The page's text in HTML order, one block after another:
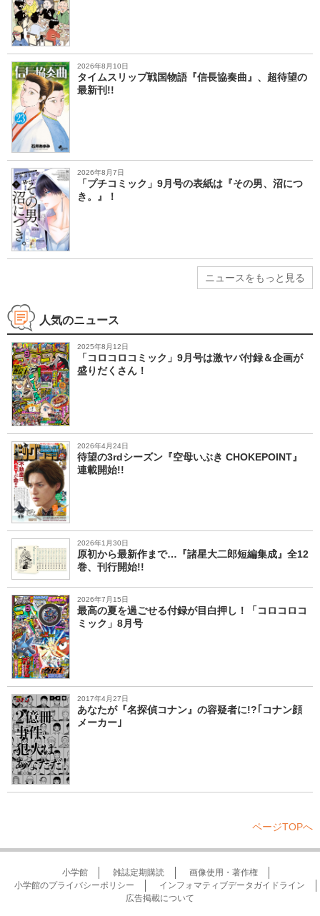
2026年8月10日
タイムスリップ戦国物語『信長協奏曲』、超待望の
最新刊!!
2026年8月7日
「プチコミック」9月号の表紙は『その男、沼につ
き。』！
ニュースをもっと見る
人気のニュース
2025年8月12日
「コロコロコミック」9月号は激ヤバ付録＆企画が
盛りだくさん！
2026年4月24日
待望の3rdシーズン『空母いぶき CHOKEPOINT』
連載開始!!
2026年1月30日
原初から最新作まで…『諸星大二郎短編集成』全12
巻、刊行開始!!
2026年7月15日
最高の夏を過ごせる付録が目白押し！「コロコロコ
ミック」8月号
2017年4月27日
あなたが『名探偵コナン』の容疑者に!?｢コナン顔
メーカー｣
ページTOPへ
小学館 雑誌定期購読
画像使用・著作権
小学館のプライバシーポリシー
インフォマティブデータガイドライン
広告掲載について